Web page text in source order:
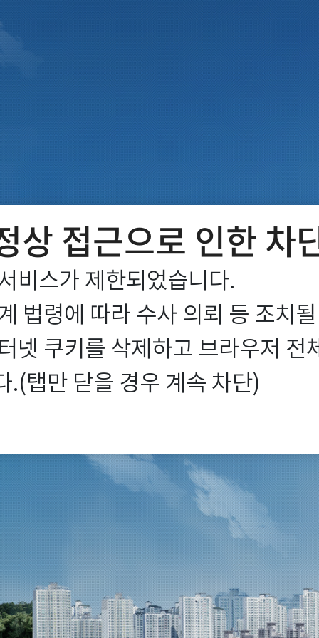
상 접근으로 인한 차
비스가 제한되었습니다.
법령에 따라 수사 의뢰 등 조치
넷 쿠키를 삭제하고 브라우저 전
.(탭만 닫을 경우 계속 차단)